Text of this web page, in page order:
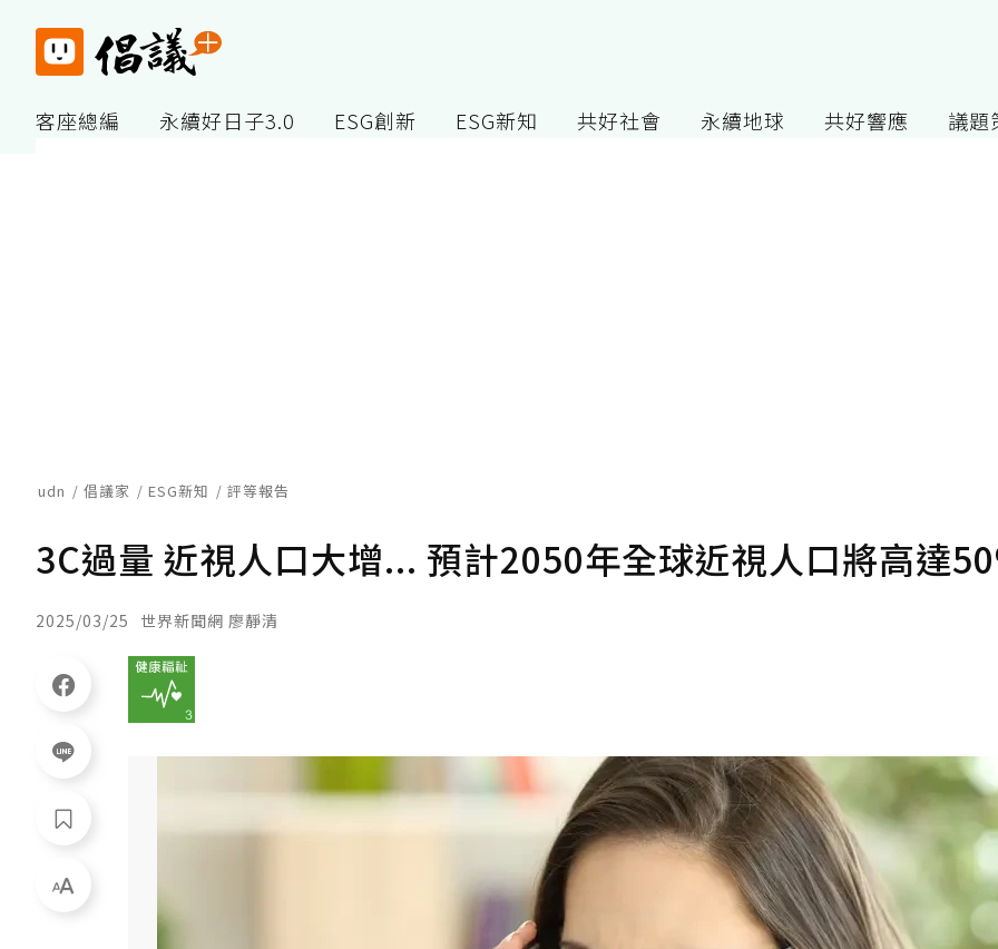
客座總編 永續好日子3.0 ESG創新 ESG新知 共好社會 永續地球 共好響應 議題
udn 倡議家 ESG新知 評等報告
3C過量 近視人口大增... 預計2050年全球近視人口將高達
2025/03/25 世界新聞網 廖靜清